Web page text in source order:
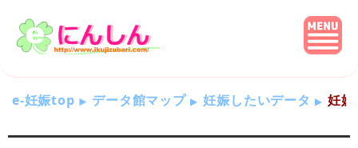
e-妊娠top データ館マップ 妊娠したいデータ 妊